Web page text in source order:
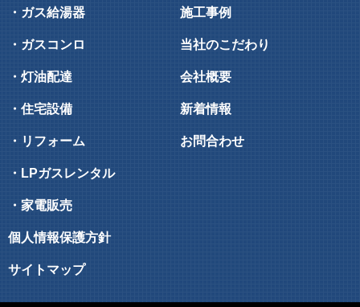
・ガス給湯器
・ガスコンロ
・灯油配達
・住宅設備
・リフォーム
・LPガスレンタル
・家電販売
施工事例
当社のこだわり
会社概要
新着情報
お問合わせ
個人情報保護方針
サイトマップ